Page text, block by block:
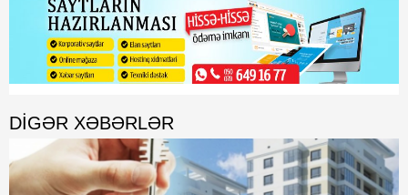
DIGƏR XƏBƏRLƏR